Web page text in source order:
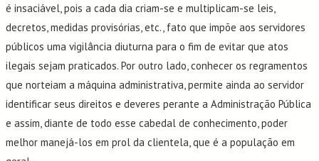
é insaciável, pois a cada dia criam-se e multiplicam-se leis,
decretos, medidas provisórias, etc., fato que impõe aos servidores
públicos uma vigilância diuturna para o fim de evitar que atos
ilegais sejam praticados. Por outro lado, conhecer os regramentos
que norteiam a máquina administrativa, permite ainda ao servidor
identificar seus direitos e deveres perante a Administração Pública
e assim, diante de todo esse cabedal de conhecimento, poder
melhor manejá-los em prol da clientela, que é a população em